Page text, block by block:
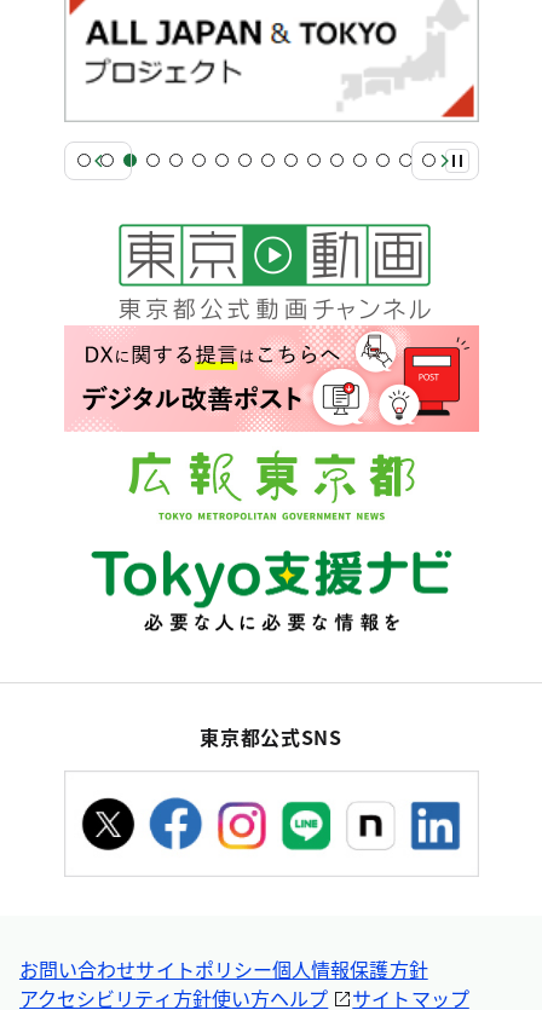
東京都公式SNS
お問い合わせサイトポリシー個人情報保護方針
アクセシビリティ方針使い方ヘルプ サイトマップ